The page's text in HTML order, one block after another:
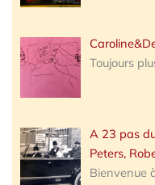
Toujours
A 23 pas
Peters,
Bienvenue